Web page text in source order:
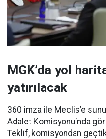
MGK’da yol
yatırılacak
360 imza ile Meclis’e
Adalet Komisyonu’nda
Teklif, komisyondan